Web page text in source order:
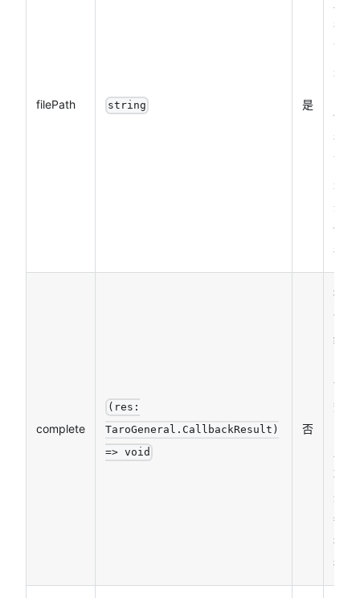
filePath string 是
径，
可以
是临
件路
径也
可以
是永
久文
件路
径
complete
(res:
TaroGeneral.CallbackResult)
=> void
否
接口
调用
结束
调函
数
功、
失败
都会
执
行）